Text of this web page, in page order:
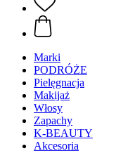
Marki
PODRÓŻE
Pielęgnacja
Makijaż
Włosy
Zapachy
K-BEAUTY
Akcesoria